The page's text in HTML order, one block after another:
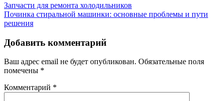
Запчасти для ремонта холодильников
Починка стиральной машинки: основные проблемы и пути
решения
Добавить комментарий
Ваш адрес email не будет опубликован. Обязательные поля
помечены *
Комментарий *